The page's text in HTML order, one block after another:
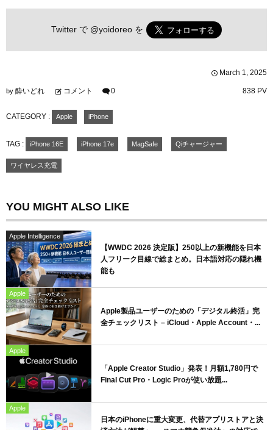
Twitter で @yoidoreo を
March 1, 2025
by 酔いどれ コメント 0 838 PV
CATEGORY : Apple iPhone
TAG : iPhone 16E iPhone 17e MagSafe Qiチャージャー
ワイヤレス充電
YOU MIGHT ALSO LIKE
Apple Intelligence
【WWDC 2026 決定版】250以上の新機能を日本
人フリーク目線で総まとめ。日本語対応の隠れ機
能も
Apple
Apple製品ユーザーのための「デジタル終活」完
全チェックリスト – iCloud・Apple Account・...
Apple
「Apple Creator Studio」発表！月額1,780円で
Final Cut Pro・Logic Proが使い放題...
Apple
日本のiPhoneに重大変更、代替アプリストアと決